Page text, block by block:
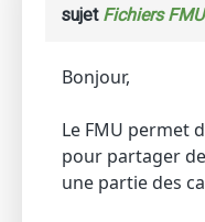
sujet Fichiers FMU
Bonjour,
Le FMU permet
pour partager
une partie des